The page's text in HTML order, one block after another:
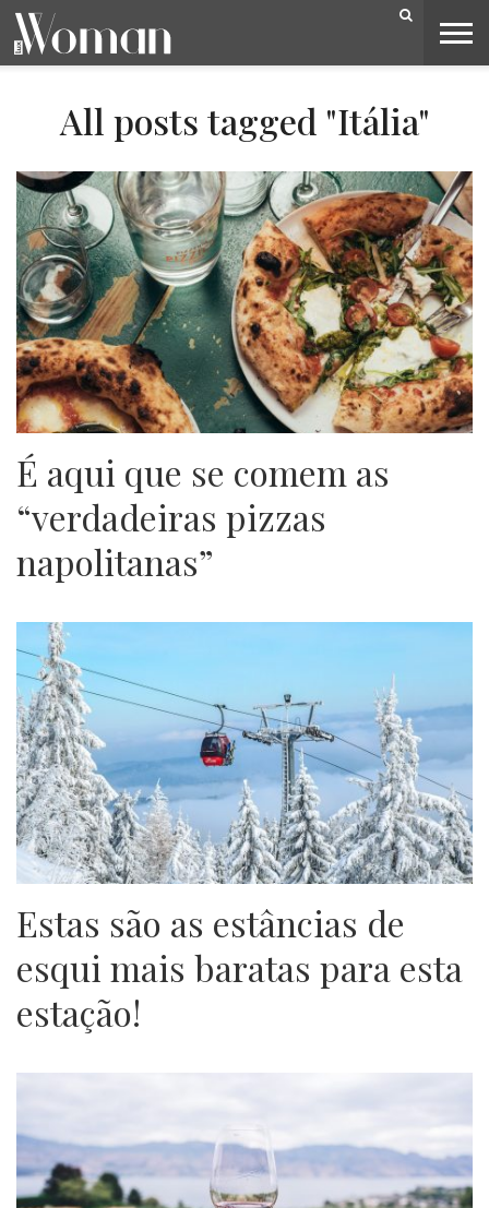
BELEZA
CAPA
LIFESTYLE
MODA
OPINIÃO
PESSOAS
SOCIEDADE
VIDEOS
All posts tagged "Itália"
É aqui que se comem as
“verdadeiras pizzas
napolitanas”
Estas são as estâncias de
esqui mais baratas para esta
estação!